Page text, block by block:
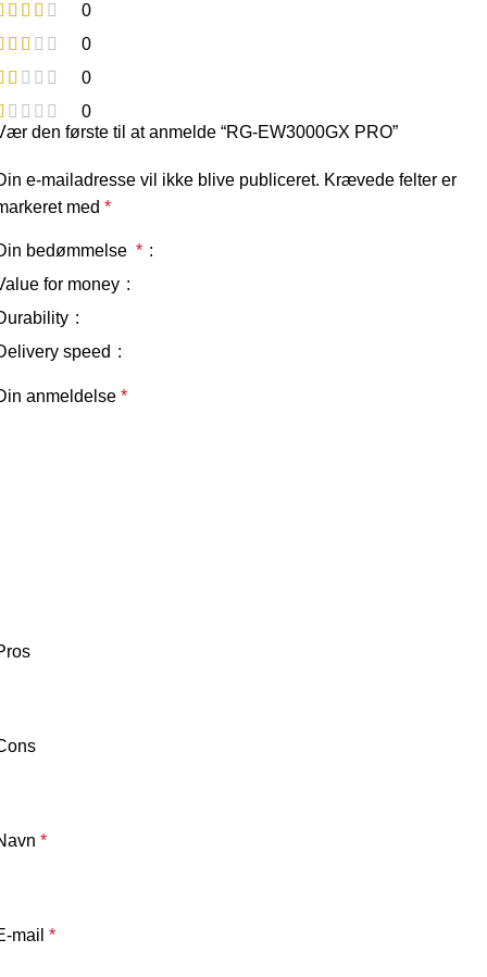
0
0
0
0
den første til at anmelde “RG-EW3000GX PRO”
e-mailadresse vil ikke blive publiceret. Krævede felter er
med *
bedømmelse *
for money
speed
anmeldelse *
*
mail *